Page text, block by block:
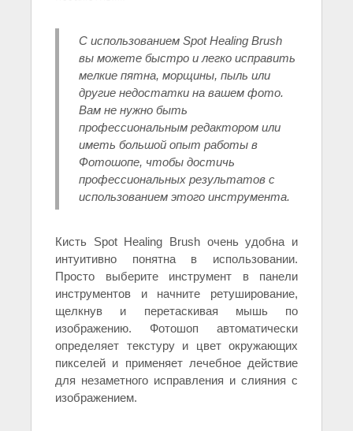
С использованием Spot Healing Brush
вы можете быстро и легко исправить
мелкие пятна, морщины, пыль или
другие недостатки на вашем фото.
Вам не нужно быть
профессиональным редактором или
иметь большой опыт работы в
Фотошопе, чтобы достичь
профессиональных результатов с
использованием этого инструмента.
Кисть Spot Healing Brush очень удобна и
интуитивно понятна в использовании.
Просто выберите инструмент в панели
инструментов и начните ретуширование,
щелкнув и перетаскивая мышь по
изображению. Фотошоп автоматически
определяет текстуру и цвет окружающих
пикселей и применяет лечебное действие
для незаметного исправления и слияния с
изображением.